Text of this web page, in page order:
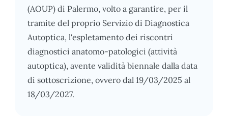
(AOUP) di Palermo, volto a garantire, per il
tramite del proprio Servizio di Diagnostica
Autoptica, l'espletamento dei riscontri
diagnostici anatomo-patologici (attività
autoptica), avente validità biennale dalla data
di sottoscrizione, ovvero dal 19/03/2025 al
18/03/2027.